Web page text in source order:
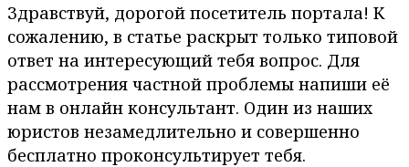
Здравствуй, дорогой посетитель портала! К
сожалению, в статье раскрыт только типовой
ответ на интересующий тебя вопрос. Для
рассмотрения частной проблемы напиши её
нам в онлайн консультант. Один из наших
юристов незамедлительно и совершенно
бесплатно проконсультирует тебя.